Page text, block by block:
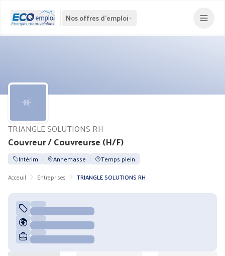
Nos offres d'emploi
Couvreur / Couvreurse (H/F)
TRIANGLE SOLUTIONS RH
Intérim Annemasse
Temps plein
Acceuil
Entreprises TRIANGLE SOLUTIONS RH